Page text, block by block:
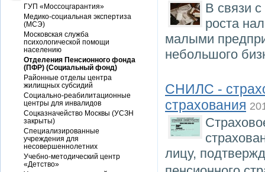
В связи
роста
малыми
небольшого
СНИЛС -
страхования
лицу,
ГУП «Моссоцгарантия»
Медико-социальная экспертиза
(МСЭ)
Московская служба
психологической помощи
населению
Отделения Пенсионного фонда
(ПФР) (Социальный фонд)
Районные отделы центра
жилищных субсидий
Социально-реабилитационные
центры для инвалидов
Соцказначейство Москвы (УСЗН
закрыты)
Специализированные
учреждения для
несовершеннолетних
Учебно-методический центр
«Детство»